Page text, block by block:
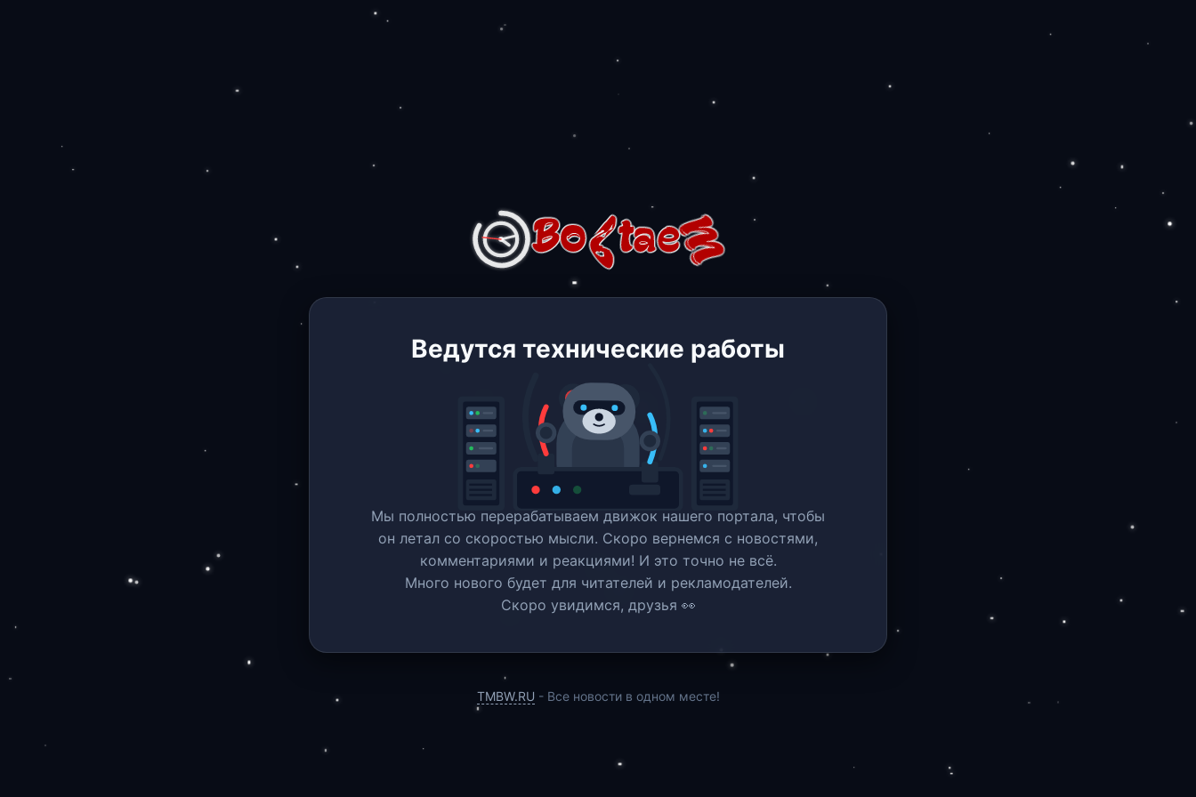
Ведутся технические работы
Мы полностью перерабатываем движок нашего портала, чтобы
он летал со скоростью мысли. Скоро вернемся c новостями,
комментариями и реакциями! И это точно не всё.
Много нового будет для читателей и рекламодателей.
Скоро увидимся, друзья 👀
TMBW.RU - Все новости в одном месте!